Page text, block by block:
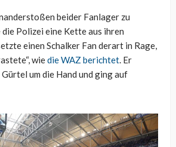
beider Fanlager zu
Polizei eine Kette aus ihren
einen Schalker Fan derart in Rage,
wiedie WAZ berichtet. Er
um die Hand und ging auf